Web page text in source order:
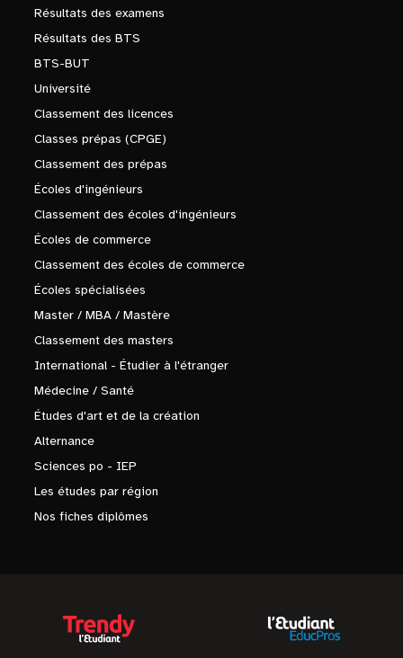
Résultats des examens
Résultats des BTS
BTS-BUT
Université
Classement des licences
Classes prépas (CPGE)
Classement des prépas
Écoles d'ingénieurs
Classement des écoles d'ingénieurs
Écoles de commerce
Classement des écoles de commerce
Écoles spécialisées
Master / MBA / Mastère
Classement des masters
International - Étudier à l'étranger
Médecine / Santé
Études d'art et de la création
Alternance
Sciences po - IEP
Les études par région
Nos fiches diplômes